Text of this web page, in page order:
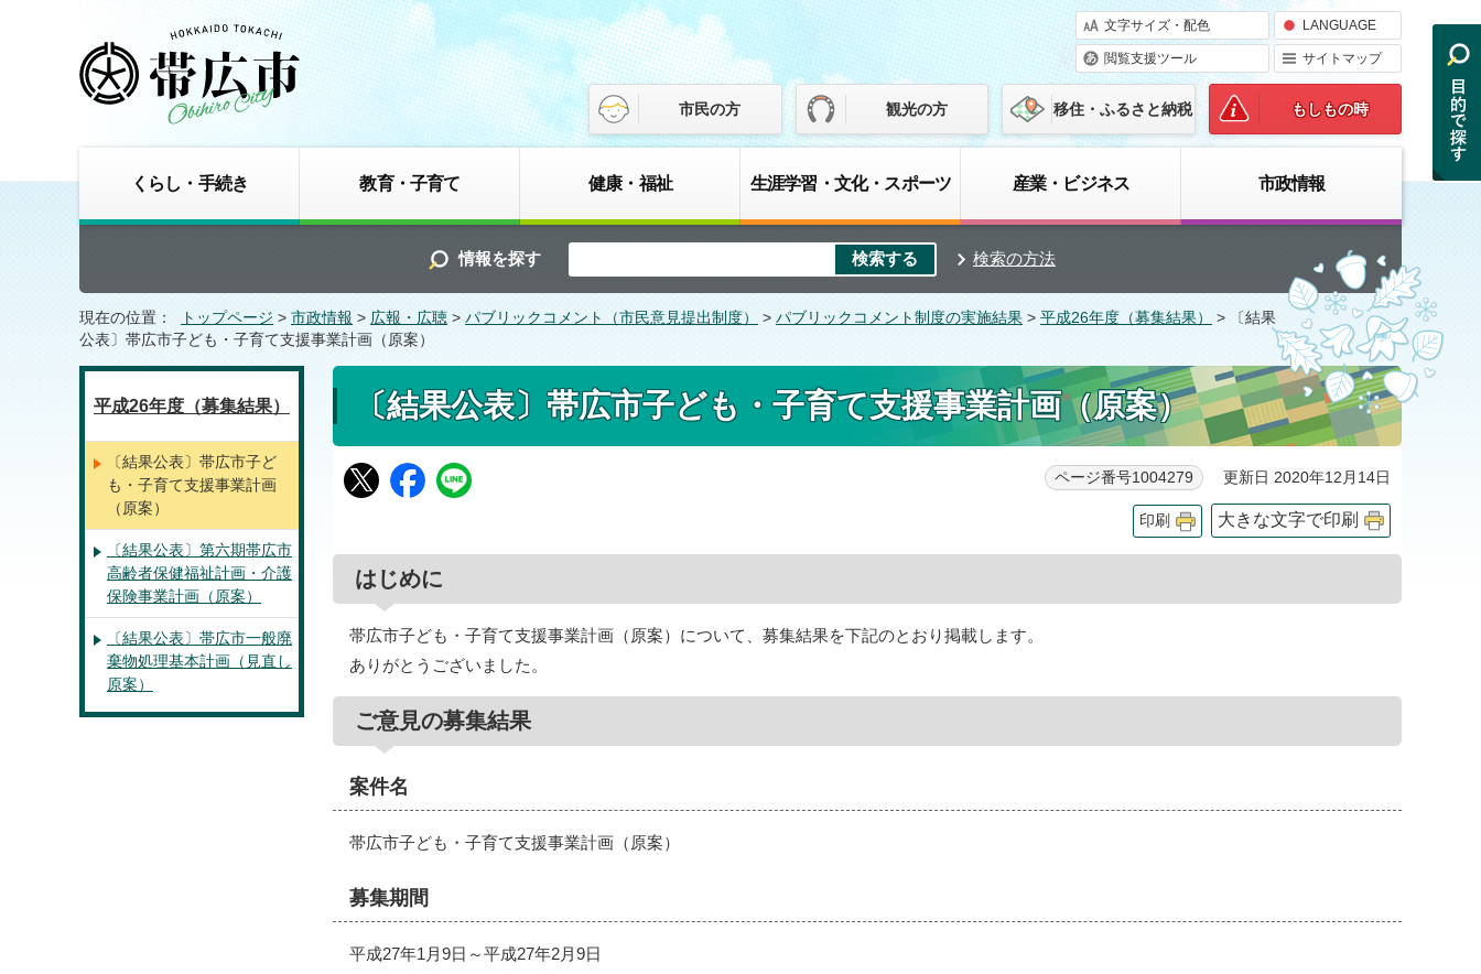
文字サイズ・配色 LANGUAGE
閲覧支援ツール サイトマップ
市民の方 観光の方 移住・ふるさと納税 もしもの時
くらし・手続き 教育・子育て 健康・福祉 生涯学習・文化・スポーツ 産業・ビジネス 市政情報
情報を探す 検索の方法
現在の位置： トップページ > 市政情報 > 広報・広聴 > パブリックコメント（市民意見提出制度） > パブリックコメント制度の実施結果 > 平成26年度（募集結果）
> 〔結果
公表〕帯広市子ども・子育て支援事業計画（原案）
〔結果公表〕帯広市子ども・子育て支援事業計画（原案）
ページ番号1004279 更新日 2020年12月14日
印刷 大きな文字で印刷
はじめに
帯広市子ども・子育て支援事業計画（原案）について、募集結果を下記のとおり掲載します。
ありがとうございました。
ご意見の募集結果
案件名
帯広市子ども・子育て支援事業計画（原案）
募集期間
平成27年1月9日～平成27年2月9日
平成26年度（募集結果）
〔結果公表〕帯広市子ど
も・子育て支援事業計画
（原案）
〔結果公表〕第六期帯広市
高齢者保健福祉計画・介護
保険事業計画（原案）
〔結果公表〕帯広市一般廃
棄物処理基本計画（見直し
原案）